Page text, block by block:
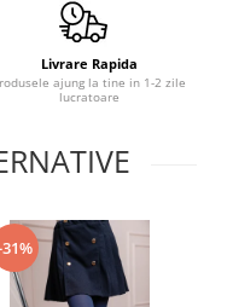
Livrare Rapida
ajung la tine in 1-2 zile
lucratoare